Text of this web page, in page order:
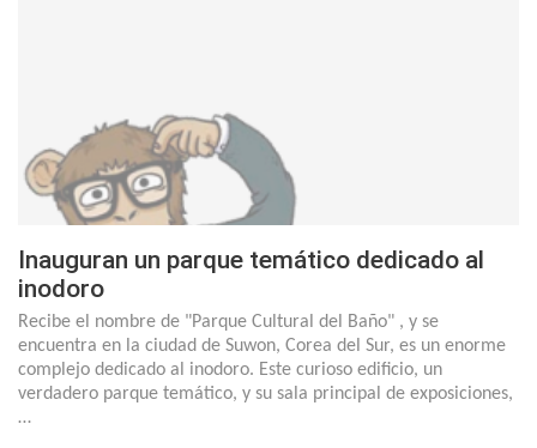
Inauguran un parque temático dedicado al
inodoro
Recibe el nombre de "Parque Cultural del Baño" , y se
encuentra en la ciudad de Suwon, Corea del Sur, es un enorme
complejo dedicado al inodoro. Este curioso edificio, un
verdadero parque temático, y su sala principal de exposiciones,
…